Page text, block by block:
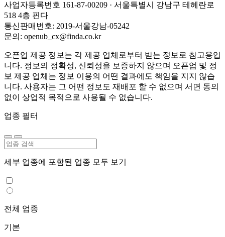
사업자등록번호 161-87-00209 · 서울특별시 강남구 테헤란로
518 4층 핀다
통신판매번호: 2019-서울강남-05242
문의: openub_cx@finda.co.kr
오픈업 제공 정보는 각 제공 업체로부터 받는 정보로 참고용입
니다. 정보의 정확성, 신뢰성을 보증하지 않으며 오픈업 및 정
보 제공 업체는 정보 이용의 어떤 결과에도 책임을 지지 않습
니다. 사용자는 그 어떤 정보도 재배포 할 수 없으며 서면 동의
없이 상업적 목적으로 사용될 수 없습니다.
업종 필터
세부 업종에 포함된 업종 모두 보기
전체 업종
기본